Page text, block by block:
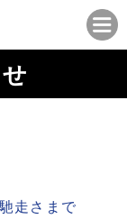
走さまで